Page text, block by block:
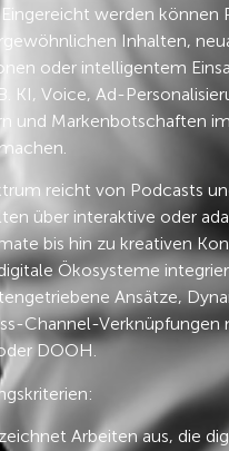
werden können
Inhalten,
oder intelligentem
KI, Voice, Ad-
und Markenbotschaften
reicht von Podcasts
über interaktive oder
bis hin zu kreativen
Ökosysteme
Ansätze,
Channel-Verknüpfungen
DOOH.
Arbeiten aus, die